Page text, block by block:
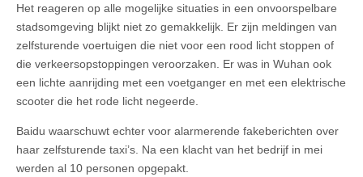
Het reageren op alle mogelijke situaties in een onvoorspelbare
stadsomgeving blijkt niet zo gemakkelijk. Er zijn meldingen van
zelfsturende voertuigen die niet voor een rood licht stoppen of
die verkeersopstoppingen veroorzaken. Er was in Wuhan ook
een lichte aanrijding met een voetganger en met een elektrische
scooter die het rode licht negeerde.
Baidu waarschuwt echter voor alarmerende fakeberichten over
haar zelfsturende taxi’s. Na een klacht van het bedrijf in mei
werden al 10 personen opgepakt.